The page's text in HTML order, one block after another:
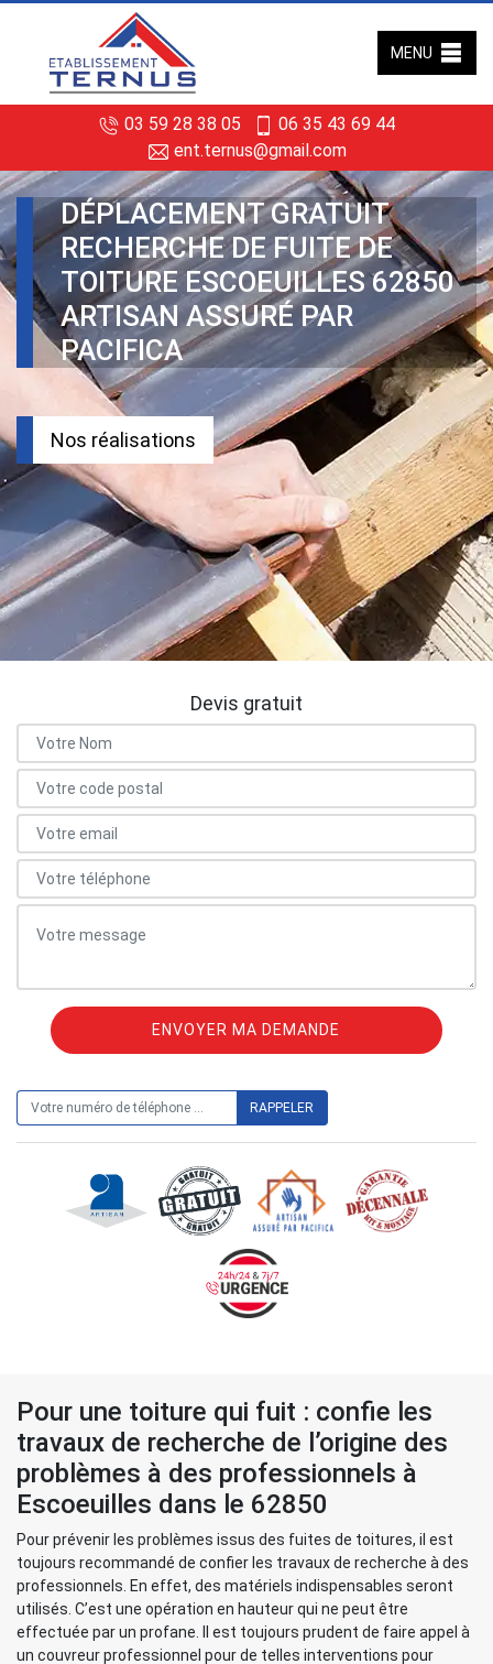
03 59 28 38 05
06 35 43 69 44
ent.ternus@gmail.com
MENU
DÉPLACEMENT GRATUIT
RECHERCHE DE FUITE DE
TOITURE ESCOEUILLES 62850
ARTISAN ASSURÉ PAR
PACIFICA
Nos réalisations
Devis gratuit
Pour une toiture qui fuit : confie les
travaux de recherche de l’origine des
problèmes à des professionnels à
Escoeuilles dans le 62850
Pour prévenir les problèmes issus des fuites de toitures, il est
toujours recommandé de confier les travaux de recherche à des
professionnels. En effet, des matériels indispensables seront
utilisés. C’est une opération en hauteur qui ne peut être
effectuée par un profane. Il est toujours prudent de faire appel à
un couvreur professionnel pour de telles interventions pour